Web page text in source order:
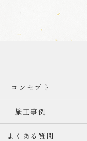
コンセプト
施工事例
よくある質問